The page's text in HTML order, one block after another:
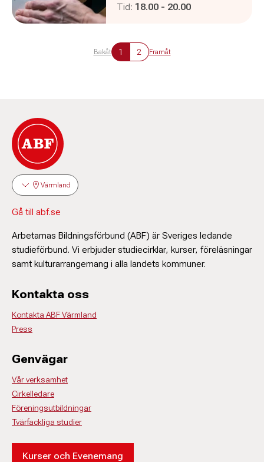
Tid: Pågår mellan
18.00 - och
20.00
Bakåt 1 2 Framåt
Värmland
Gå till abf.se
Arbetarnas Bildningsförbund (ABF) är Sveriges ledande
studieförbund. Vi erbjuder studiecirklar, kurser, föreläsningar
samt kulturarrangemang i alla landets kommuner.
Kontakta oss
Kontakta ABF Värmland
Press
Genvägar
Vår verksamhet
Cirkelledare
Föreningsutbildningar
Tvärfackliga studier
Kurser och Evenemang